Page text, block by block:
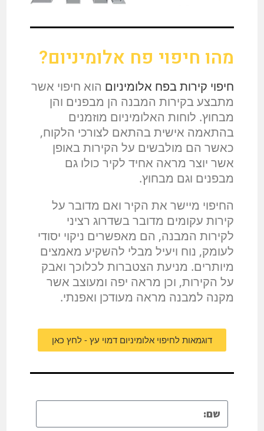
מהו חיפוי פח אלומיניום?
חיפוי קירות בפח אלומיניום הוא חיפוי אשר
מתבצע בקירות המבנה הן מבפנים והן
מבחוץ. לוחות האלומיניום מוזמנים
בהתאמה אישית בהתאם לצורכי הלקוח,
כאשר הם מולבשים על הקירות באופן
אשר יוצר מראה אחיד לקיר כולו גם
מבפנים וגם מבחוץ.
החיפוי מיישר את הקיר ואם מדובר על
קירות עקומים מדובר בשדרוג רציני
לקירות המבנה, הם מאפשרים ניקוי יסודי
לעומק, נוח ויעיל מבלי להשקיע מאמצים
מיותרים. מניעת הצטברות לכלוכך ואבק
על הקירות, וכן מראה יפה ומעוצב אשר
מקנה למבנה מראה מעודכן ואפנתי.
דוגמאות לחיפוי אלומיניום דמוי עץ - לחץ כאן